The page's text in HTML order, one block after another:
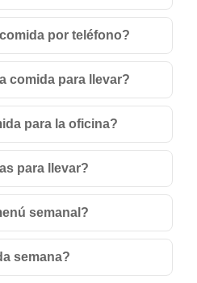
por teléfono?
comida para llevar?
para la oficina?
para llevar?
semanal?
semana?